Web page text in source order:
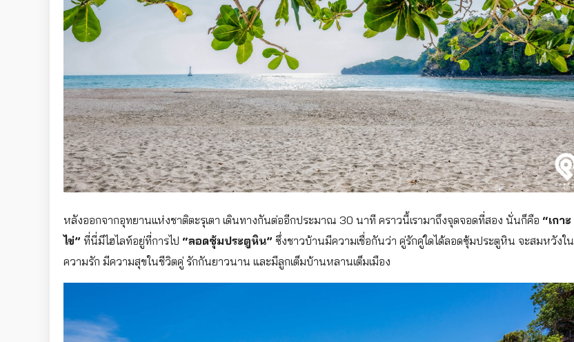
หลังออกจากอุทยานแห่งชาติตะรุเตา เดินทางกันต่ออีกประมาณ 30 นาที คราวนี้เรามาถึงจุดจอดที่สอง นั่นก็คือ “เกาะ
ไข่” ที่นี่มีไฮไลท์อยู่ที่การไป “ลอดซุ้มประตูหิน” ซึ่งชาวบ้านมีความเชื่อกันว่า คู่รักคู่ใดได้ลอดซุ้มประตูหิน จะสมหวังใน
ความรัก มีความสุขในชีวิตคู่ รักกันยาวนาน และมีลูกเต็มบ้านหลานเต็มเมือง